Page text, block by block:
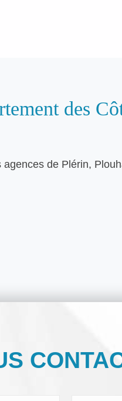
des
de Plérin,